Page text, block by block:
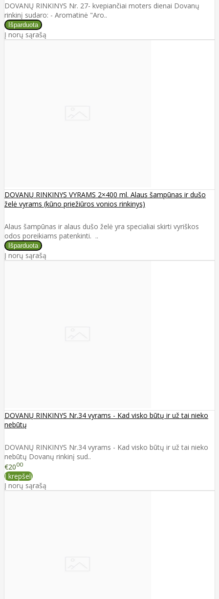
DOVANŲ RINKINYS Nr. 27- kvepiančiai moters dienai Dovanų
rinkinį sudaro: - Aromatinė "Aro..
Į norų sąrašą
DOVANŲ RINKINYS VYRAMS 2×400 ml. Alaus šampūnas ir dušo
želė vyrams (kūno priežiūros vonios rinkinys)
Alaus šampūnas ir alaus dušo želė yra specialiai skirti vyriškos
odos poreikiams patenkinti. ..
Į norų sąrašą
DOVANŲ RINKINYS Nr.34 vyrams - Kad visko būtų ir už tai nieko
nebūtų
DOVANŲ RINKINYS Nr.34 vyrams - Kad visko būtų ir už tai nieko
nebūtų Dovanų rinkinį sud..
€2000
Į krepšelį
Į norų sąrašą